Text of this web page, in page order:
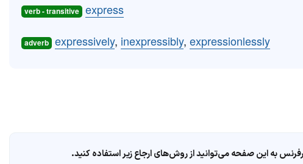
verb - transitive express
adverb expressively, inexpressibly, expressionlessly
به این صفحه می‌توانید از روش‌های ارجاع زیر استفاده کنید.